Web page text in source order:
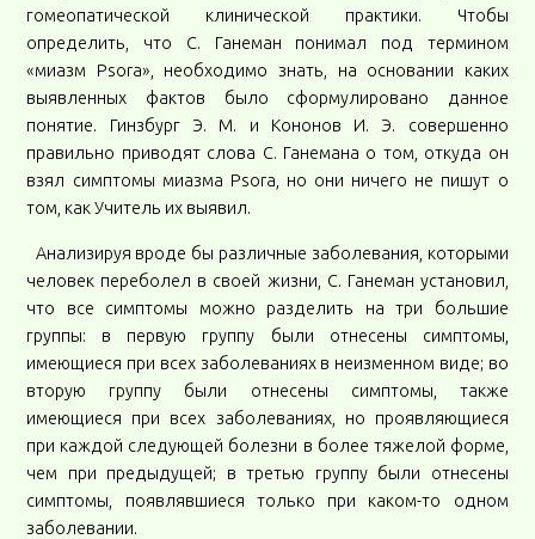
гомеопатической клинической практики. Чтобы
определить, что С. Ганеман понимал под термином
«миазм Psora», необходимо знать, на основании каких
выявленных фактов было сформулировано данное
понятие. Гинзбург Э. М. и Кононов И. Э. совершенно
правильно приводят слова С. Ганемана о том, откуда он
взял симптомы миазма Psora, но они ничего не пишут о
том, как Учитель их выявил.
Анализируя вроде бы различные заболевания, которыми
человек переболел в своей жизни, С. Ганеман установил,
что все симптомы можно разделить на три большие
группы: в первую группу были отнесены симптомы,
имеющиеся при всех заболеваниях в неизменном виде; во
вторую группу были отнесены симптомы, также
имеющиеся при всех заболеваниях, но проявляющиеся
при каждой следующей болезни в более тяжелой форме,
чем при предыдущей; в третью группу были отнесены
симптомы, появлявшиеся только при каком-то одном
заболевании.